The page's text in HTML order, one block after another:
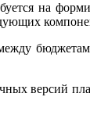
на
версий